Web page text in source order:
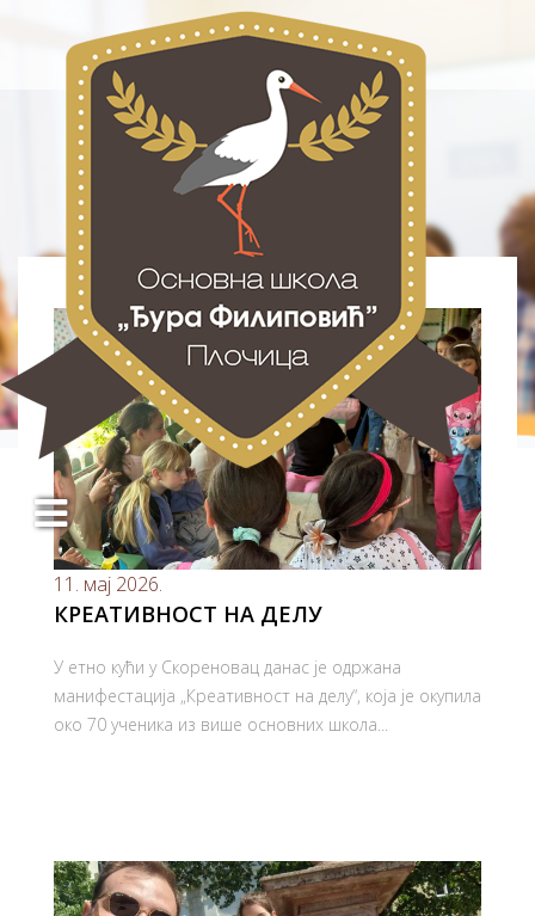
Новости
11. мај 2026.
КРЕАТИВНОСТ НА ДЕЛУ
У етно кући у Скореновац данас је одржана
манифестација „Креативност на делу“, која је окупила
око 70 ученика из више основних школа...